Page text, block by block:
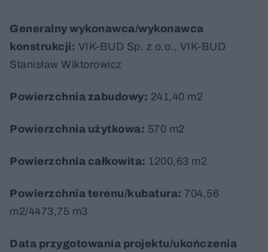
Generalny wykonawca/wykonawca
konstrukcji: VIK-BUD Sp. z o.o., VIK-BUD
Stanisław Wiktorowicz
Powierzchnia zabudowy: 241,40 m2
Powierzchnia użytkowa: 570 m2
Powierzchnia całkowita: 1200,63 m2
Powierzchnia terenu/kubatura: 704,56
m2/4473,75 m3
Data przygotowania projektu/ukończenia